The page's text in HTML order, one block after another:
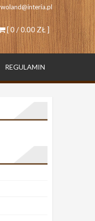
[ 0 /0.00 ZŁ]
REGULAMIN